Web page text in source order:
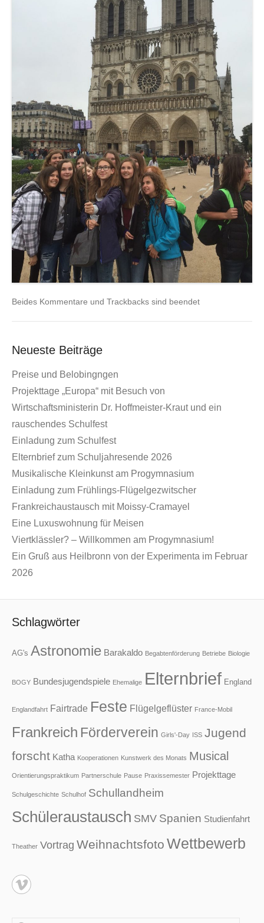
Beides Kommentare und Trackbacks sind beendet
Neueste Beiträge
Preise und Belobingngen
Projekttage „Europa“ mit Besuch von
Wirtschaftsministerin Dr. Hoffmeister-Kraut und ein
rauschendes Schulfest
Einladung zum Schulfest
Elternbrief zum Schuljahresende 2026
Musikalische Kleinkunst am Progymnasium
Einladung zum Frühlings-Flügelgezwitscher
Frankreichaustausch mit Moissy-Cramayel
Eine Luxuswohnung für Meisen
Viertklässler? – Willkommen am Progymnasium!
Ein Gruß aus Heilbronn von der Experimenta im Februar
2026
Schlagwörter
AG's Astronomie Barakaldo Begabtenförderung Betriebe Biologie
BOGY Bundesjugendspiele Ehemalige Elternbrief England
Englandfahrt Fairtrade Feste Flügelgeflüster France-Mobil
Frankreich Förderverein Girls'-Day ISS Jugend
forscht Katha Kooperationen Kunstwerk des Monats Musical
Orientierungspraktikum Partnerschule Pause Praxissemester Projekttage
Schulgeschichte Schulhof Schullandheim
Schüleraustausch SMV Spanien Studienfahrt
Theather Vortrag Weihnachtsfoto Wettbewerb